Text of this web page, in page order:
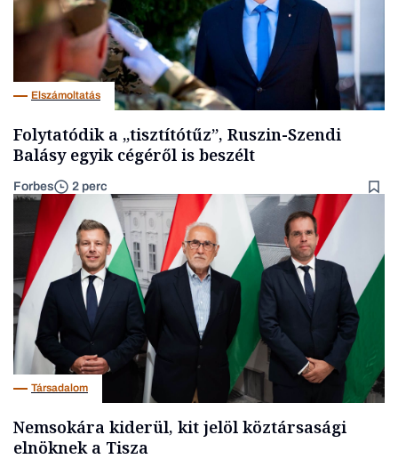
Elszámoltatás
Folytatódik a „tisztítótűz”, Ruszin-Szendi
Balásy egyik cégéről is beszélt
Forbes 2 perc
Társadalom
Nemsokára kiderül, kit jelöl köztársasági
elnöknek a Tisza